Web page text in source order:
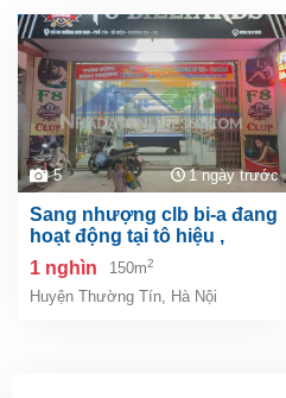
5 1 ngày trước
sang nhượng clb bi-a đang
hoạt động tại tô hiệu ,
thường tín, hà nội
1 nghìn 150m2
Huyện Thường Tín, Hà Nội